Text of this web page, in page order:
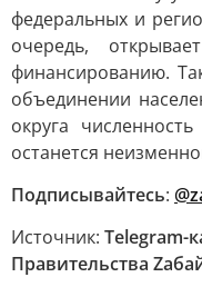
федеральных и
очередь,
финансированию.
объединении
округа
останется
Подписывайтесь:
Источник: Telegram-
Правительства